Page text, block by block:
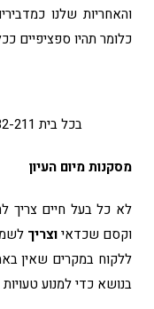
והאחריות שלנו
כלומר תהיו ספציפיים
בכל בית 32-211 מיני פרוקי רגליים וחסרי חוליות
מסקנות מיום העיון
לא כל בעל חיים צריך
וקסם שכדאיוצריך
ללקוח במקרים שאין
בנושא כדי למנוע טעויות